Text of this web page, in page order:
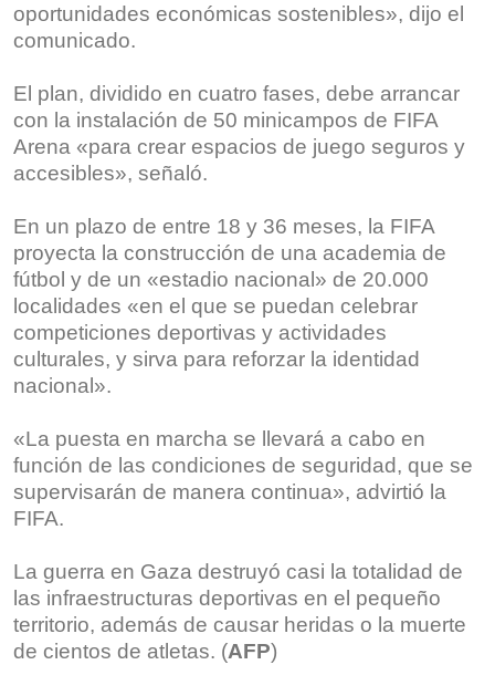
oportunidades económicas sostenibles», dijo el
comunicado.
El plan, dividido en cuatro fases, debe arrancar
con la instalación de 50 minicampos de FIFA
Arena «para crear espacios de juego seguros y
accesibles», señaló.
En un plazo de entre 18 y 36 meses, la FIFA
proyecta la construcción de una academia de
fútbol y de un «estadio nacional» de 20.000
localidades «en el que se puedan celebrar
competiciones deportivas y actividades
culturales, y sirva para reforzar la identidad
nacional».
«La puesta en marcha se llevará a cabo en
función de las condiciones de seguridad, que se
supervisarán de manera continua», advirtió la
FIFA.
La guerra en Gaza destruyó casi la totalidad de
las infraestructuras deportivas en el pequeño
territorio, además de causar heridas o la muerte
de cientos de atletas. (AFP)